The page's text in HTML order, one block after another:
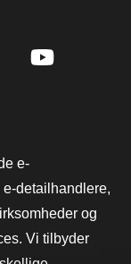
e-
detailhandlere,
og
Vi tilbyder